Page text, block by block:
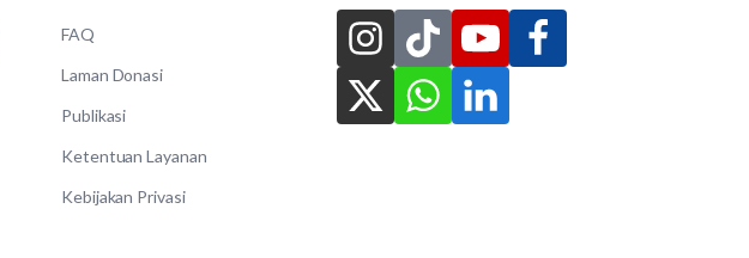
FAQ
Laman Donasi
Publikasi
Ketentuan Layanan
Kebijakan Privasi